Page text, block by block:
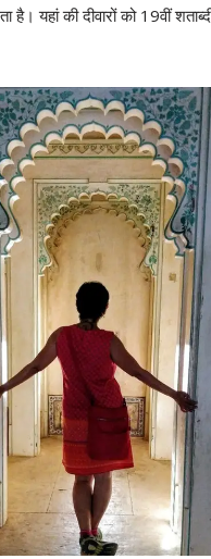
है। यहां की दीवारों को 19वीं